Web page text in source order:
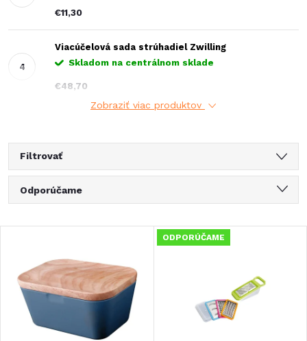
€11,30
Viacúčelová sada strúhadiel Zwilling
Skladom na centrálnom sklade
€48,70
Zobraziť viac produktov
Filtrovať
R
a
e
Odporúčame
Najpredávanejšie
Abecedne
ý
ODPORÚČAME